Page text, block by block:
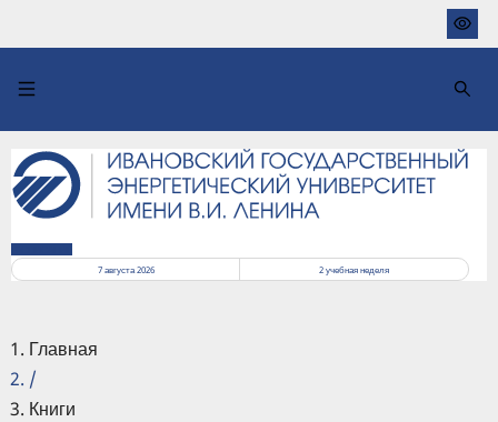
основному
7 августа 2026
2учебная неделя
Главная
/
Книги